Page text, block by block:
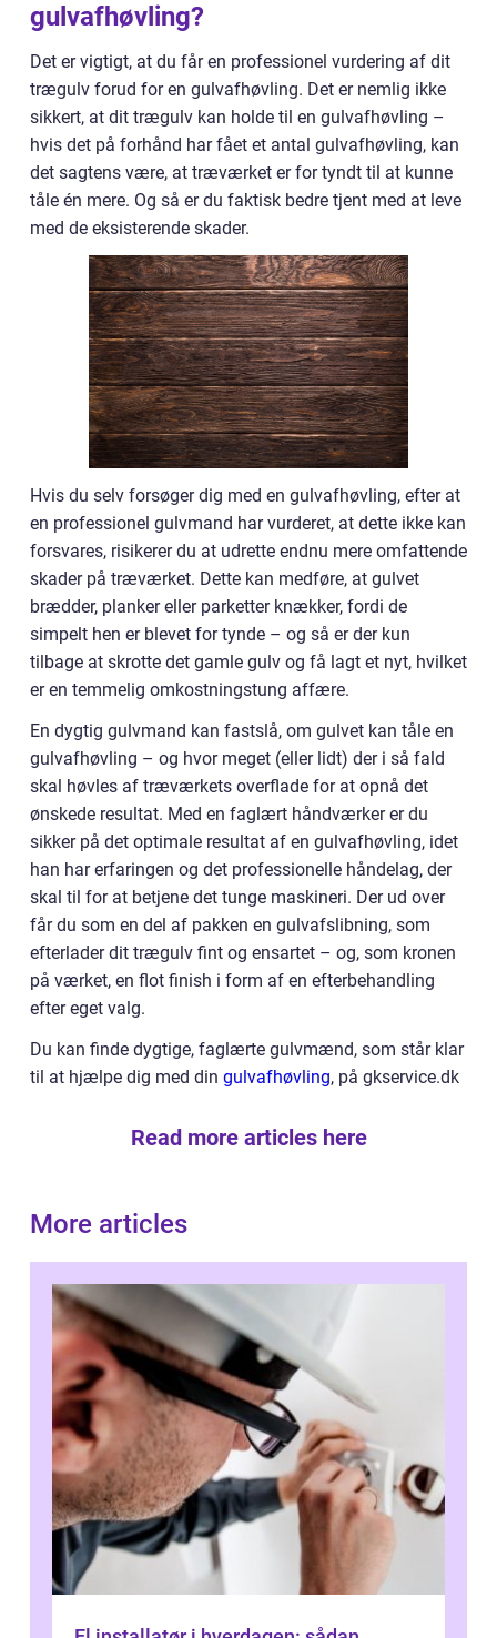
gulvafhøvling?
Det er vigtigt, at du får en professionel vurdering af dit
trægulv forud for en gulvafhøvling. Det er nemlig ikke
sikkert, at dit trægulv kan holde til en gulvafhøvling –
hvis det på forhånd har fået et antal gulvafhøvling, kan
det sagtens være, at træværket er for tyndt til at kunne
tåle én mere. Og så er du faktisk bedre tjent med at leve
med de eksisterende skader.
Hvis du selv forsøger dig med en gulvafhøvling, efter at
en professionel gulvmand har vurderet, at dette ikke kan
forsvares, risikerer du at udrette endnu mere omfattende
skader på træværket. Dette kan medføre, at gulvet
brædder, planker eller parketter knækker, fordi de
simpelt hen er blevet for tynde – og så er der kun
tilbage at skrotte det gamle gulv og få lagt et nyt, hvilket
er en temmelig omkostningstung affære.
En dygtig gulvmand kan fastslå, om gulvet kan tåle en
gulvafhøvling – og hvor meget (eller lidt) der i så fald
skal høvles af træværkets overflade for at opnå det
ønskede resultat. Med en faglært håndværker er du
sikker på det optimale resultat af en gulvafhøvling, idet
han har erfaringen og det professionelle håndelag, der
skal til for at betjene det tunge maskineri. Der ud over
får du som en del af pakken en gulvafslibning, som
efterlader dit trægulv fint og ensartet – og, som kronen
på værket, en flot finish i form af en efterbehandling
efter eget valg.
Du kan finde dygtige, faglærte gulvmænd, som står klar
til at hjælpe dig med din gulvafhøvling, på gkservice.dk
Read more articles here
More articles